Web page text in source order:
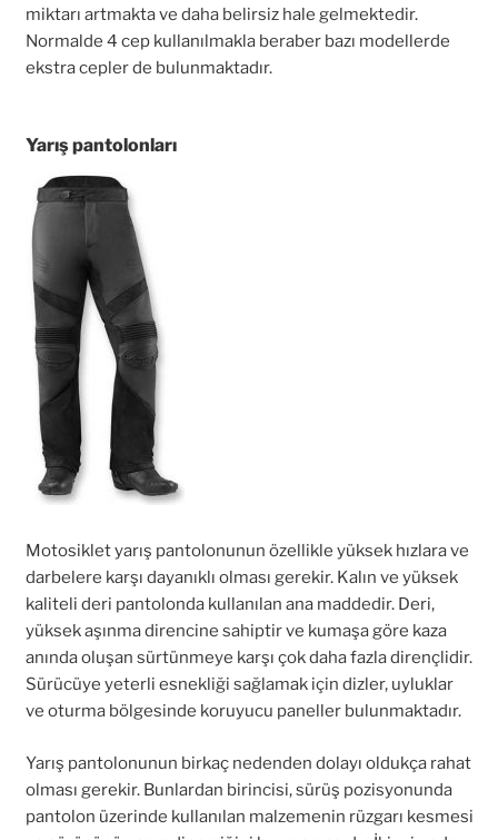
miktarı artmakta ve daha belirsiz hale gelmektedir.
Normalde 4 cep kullanılmakla beraber bazı modellerde
ekstra cepler de bulunmaktadır.
Yarış pantolonları
Motosiklet yarış pantolonunun özellikle yüksek hızlara ve
darbelere karşı dayanıklı olması gerekir. Kalın ve yüksek
kaliteli deri pantolonda kullanılan ana maddedir. Deri,
yüksek aşınma direncine sahiptir ve kumaşa göre kaza
anında oluşan sürtünmeye karşı çok daha fazla dirençlidir.
Sürücüye yeterli esnekliği sağlamak için dizler, uyluklar
ve oturma bölgesinde koruyucu paneller bulunmaktadır.
Yarış pantolonunun birkaç nedenden dolayı oldukça rahat
olması gerekir. Bunlardan birincisi, sürüş pozisyonunda
pantolon üzerinde kullanılan malzemenin rüzgarı kesmesi